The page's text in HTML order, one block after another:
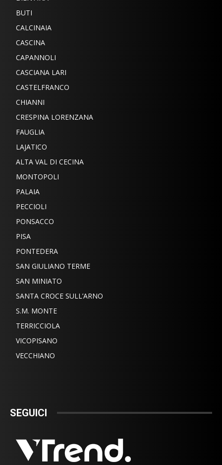
BUTI
CALCINAIA
CASCINA
CAPANNOLI
CASCIANA LARI
CASTELFRANCO
CHIANNI
CRESPINA LORENZANA
FAUGLIA
LAJATICO
ALTA VAL DI CECINA
MONTOPOLI
PALAIA
PECCIOLI
PONSACCO
PISA
PONTEDERA
SAN GIULIANO TERME
SAN MINIATO
SANTA CROCE SULL’ARNO
S.M. MONTE
TERRICCIOLA
VICOPISANO
VECCHIANO
SEGUICI